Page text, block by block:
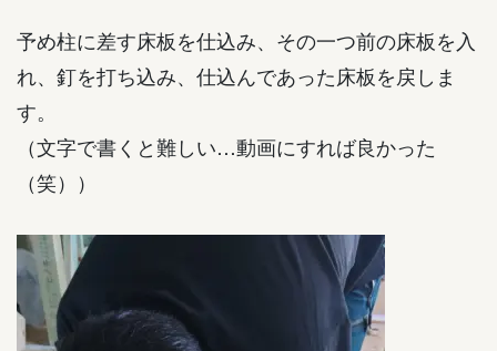
予め柱に差す床板を仕込み、その一つ前の床板を入
れ、釘を打ち込み、仕込んであった床板を戻しま
す。
（文字で書くと難しい…動画にすれば良かった
（笑））